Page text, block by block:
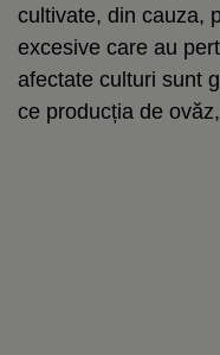
cultivate, din cauza,
excesive care au
afectate culturi sunt
ce producția de